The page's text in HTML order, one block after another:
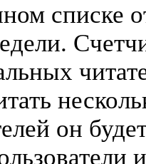
списке
он